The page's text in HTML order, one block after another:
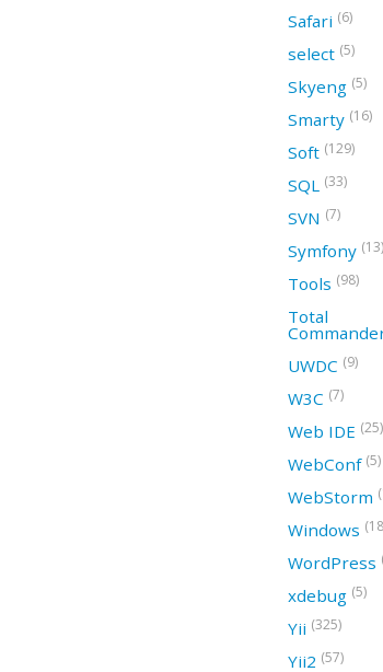
Safari (6)
select (5)
Skyeng (5)
Smarty (16)
Soft (129)
SQL (33)
SVN (7)
Symfony (13)
Tools (98)
Total
UWDC (9)
W3C (7)
Web IDE (25)
WebConf (5)
WebStorm
Windows
WordPress
xdebug (5)
Yii (325)
Yii2 (57)